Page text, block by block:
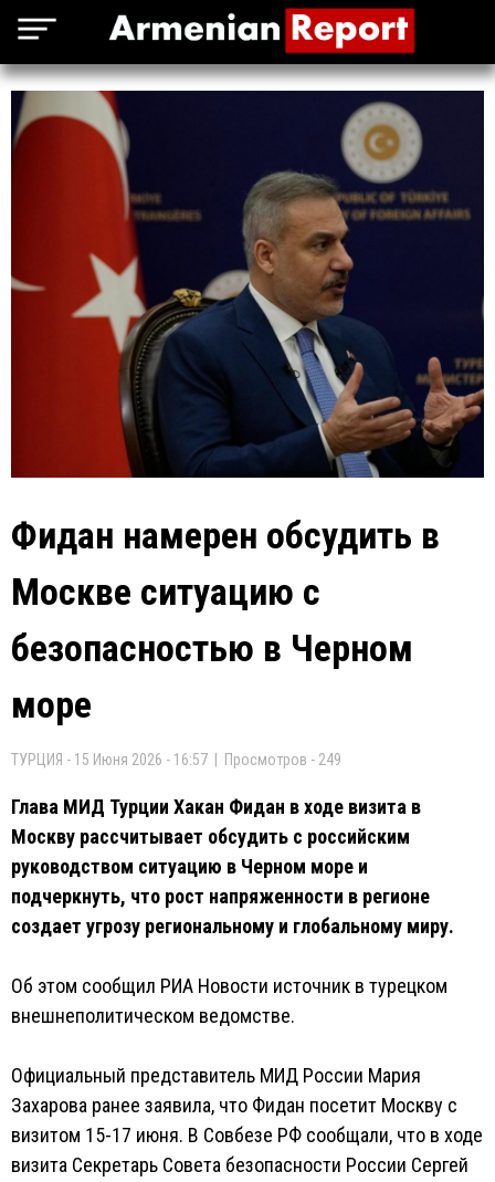
Фидан намерен обсудить в
Москве ситуацию с
безопасностью в Черном
море
ТУРЦИЯ - 15 Июня 2026 - 16:57 | Просмотров - 249
Глава МИД Турции Хакан Фидан в ходе визита в
Москву рассчитывает обсудить с российским
руководством ситуацию в Черном море и
подчеркнуть, что рост напряженности в регионе
создает угрозу региональному и глобальному миру.
Об этом сообщил РИА Новости источник в турецком
внешнеполитическом ведомстве.
Официальный представитель МИД России Мария
Захарова ранее заявила, что Фидан посетит Москву с
визитом 15-17 июня. В Совбезе РФ сообщали, что в ходе
визита Секретарь Совета безопасности России Сергей